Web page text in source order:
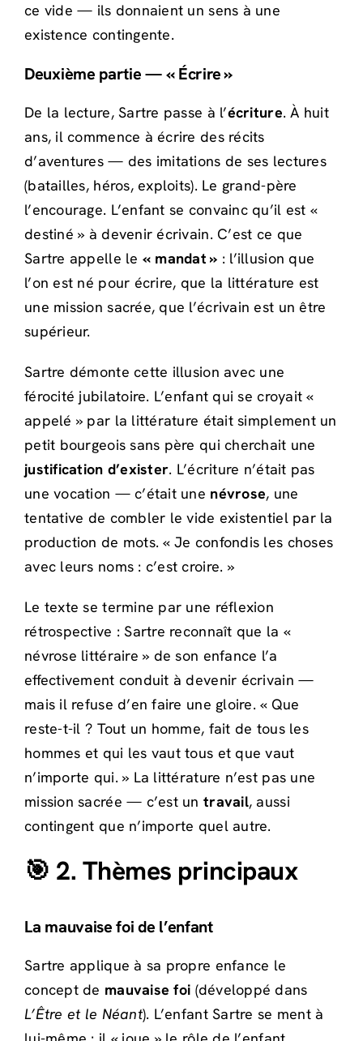
ce vide — ils donnaient un sens à une
existence contingente.
Deuxième partie — « Écrire »
De la lecture, Sartre passe à l’écriture. À huit
ans, il commence à écrire des récits
d’aventures — des imitations de ses lectures
(batailles, héros, exploits). Le grand-père
l’encourage. L’enfant se convainc qu’il est «
destiné » à devenir écrivain. C’est ce que
Sartre appelle le « mandat » : l’illusion que
l’on est né pour écrire, que la littérature est
une mission sacrée, que l’écrivain est un être
supérieur.
Sartre démonte cette illusion avec une
férocité jubilatoire. L’enfant qui se croyait «
appelé » par la littérature était simplement un
petit bourgeois sans père qui cherchait une
justification d’exister. L’écriture n’était pas
une vocation — c’était une névrose, une
tentative de combler le vide existentiel par la
production de mots. « Je confondis les choses
avec leurs noms : c’est croire. »
Le texte se termine par une réflexion
rétrospective : Sartre reconnaît que la «
névrose littéraire » de son enfance l’a
effectivement conduit à devenir écrivain —
mais il refuse d’en faire une gloire. « Que
reste-t-il ? Tout un homme, fait de tous les
hommes et qui les vaut tous et que vaut
n’importe qui. » La littérature n’est pas une
mission sacrée — c’est untravail, aussi
contingent que n’importe quel autre.
🎯 2. Thèmes principaux
La mauvaise foi de l’enfant
Sartre applique à sa propre enfance le
concept de mauvaise foi (développé dans
L’Être et le Néant). L’enfant Sartre se ment à